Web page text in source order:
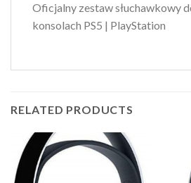
Oficjalny zestaw słuchawkowy
konsolach PS5 | PlayStation
RELATED PRODUCTS